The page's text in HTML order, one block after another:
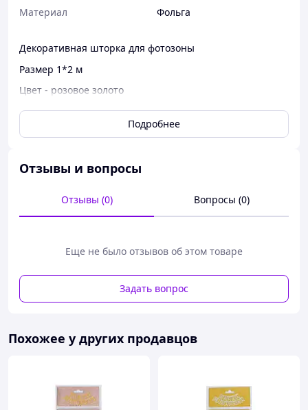
Материал
Фольга
Декоративная шторка для фотозоны
Размер 1*2 м
Цвет - розовое золото
Содержит клеевую основу.
Виготовлено в КНР
Подробнее
Отзывы и вопросы
Отзывы (0) Вопросы (0)
Еще не было отзывов об этом товаре
Задать вопрос
Похожее у других продавцов